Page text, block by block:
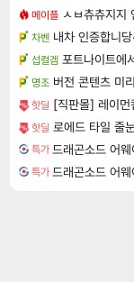
메이플 ㅅㅂ츄츄지지
차벤 내차 인증합니
섭컬겜 포트나이트에
명조 버전 콘텐츠 미리 보기 | 3.6
핫딜 [직판몰] 레이
핫딜 로에드 타일 줄
특가
특가